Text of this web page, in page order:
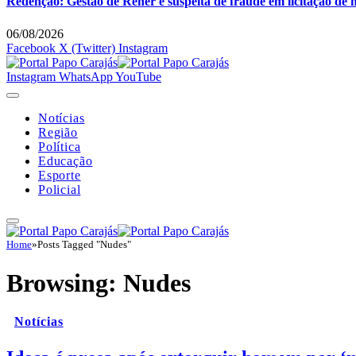
06/08/2026
Facebook X (Twitter) Instagram
Instagram WhatsAppYouTube
Notícias
Região
Política
Educação
Esporte
Policial
Home»Posts Tagged "Nudes"
Browsing: Nudes
Notícias